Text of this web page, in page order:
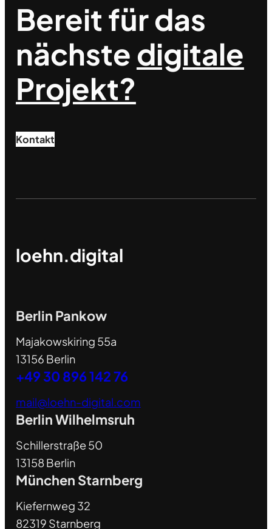
Bereit für das
nächstedigitale
Projekt?
Kontakt
loehn.digital
Berlin Pankow
Majakowskiring 55a
13156 Berlin
+49 30 896 142 76
mail@loehn-digital.com
Berlin Wilhelmsruh
Schillerstraße 50
13158 Berlin
München Starnberg
Kiefernweg 32
82319 Starnberg